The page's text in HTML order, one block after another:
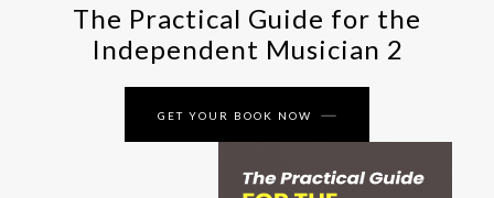
The Practical Guide for the
Independent Musician 2
GET YOUR BOOK NOW